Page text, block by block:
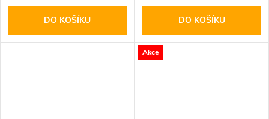
DO KOŠÍKU DO KOŠÍKU
Akce